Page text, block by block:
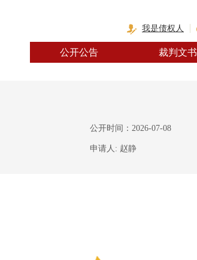
我是债权人
公开公告 裁判文书
公开时间：2026-07-08
申请人: 赵静